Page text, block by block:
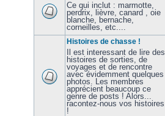
Ce qui inclut : marmotte,
perdrix, lièvre, canard , oie
blanche, bernache,
corneilles, etc....
Histoires de chasse !
Il est interessant de lire des
histoires de sorties, de
voyages et de rencontre
avec évidemment quelques
photos. Les membres
apprécient beaucoup ce
genre de posts ! Alors...
racontez-nous vos histoires
!